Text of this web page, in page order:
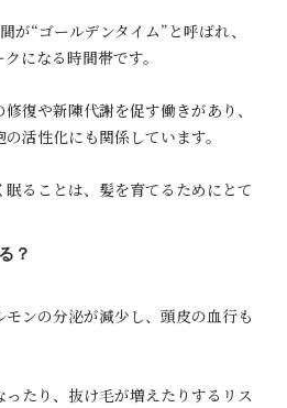
が“ゴールデンタイム”と呼ばれ、
になる時間帯です。
復や新陳代謝を促す働きがあり、
活性化にも関係しています。
ることは、髪を育てるためにとて
？
ンの分泌が減少し、頭皮の血行も
たり、抜け毛が増えたりするリス